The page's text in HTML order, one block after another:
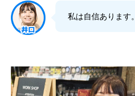
私は自信あります。